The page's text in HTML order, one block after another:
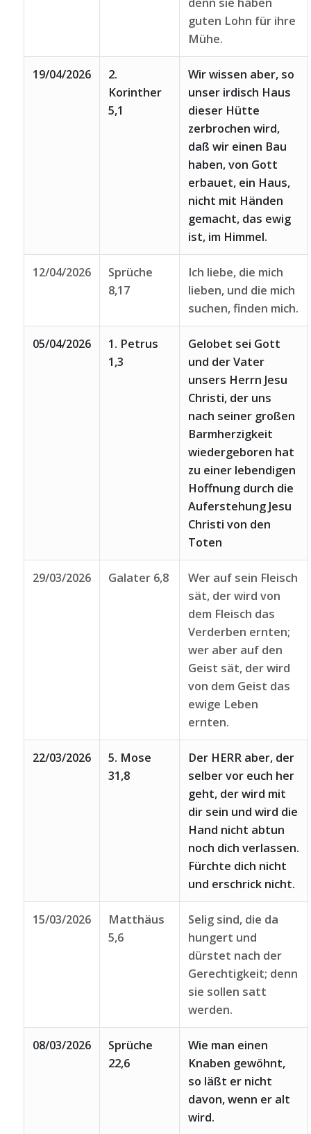
guten Lohn für ihre
Mühe.
19/04/2026
2.
Korinther
5,1
Wir wissen aber, so
unser irdisch Haus
dieser Hütte
zerbrochen wird,
daß wir einen Bau
haben, von Gott
erbauet, ein Haus,
nicht mit Händen
gemacht, das ewig
ist, im Himmel.
12/04/2026
Sprüche
8,17
Ich liebe, die mich
lieben, und die mich
suchen, finden mich.
05/04/2026
1. Petrus
1,3
Gelobet sei Gott
und der Vater
unsers Herrn Jesu
Christi, der uns
nach seiner großen
Barmherzigkeit
wiedergeboren hat
zu einer lebendigen
Hoffnung durch die
Auferstehung Jesu
Christi von den
Toten
29/03/2026 Galater 6,8
Wer auf sein Fleisch
sät, der wird von
dem Fleisch das
Verderben ernten;
wer aber auf den
Geist sät, der wird
von dem Geist das
ewige Leben
ernten.
22/03/2026
5. Mose
31,8
Der HERR aber, der
selber vor euch her
geht, der wird mit
dir sein und wird die
Hand nicht abtun
noch dich verlassen.
Fürchte dich nicht
und erschrick nicht.
15/03/2026
Matthäus
5,6
Selig sind, die da
hungert und
dürstet nach der
Gerechtigkeit; denn
sie sollen satt
werden.
08/03/2026
Sprüche
22,6
Wie man einen
Knaben gewöhnt,
so läßt er nicht
davon, wenn er alt
wird.